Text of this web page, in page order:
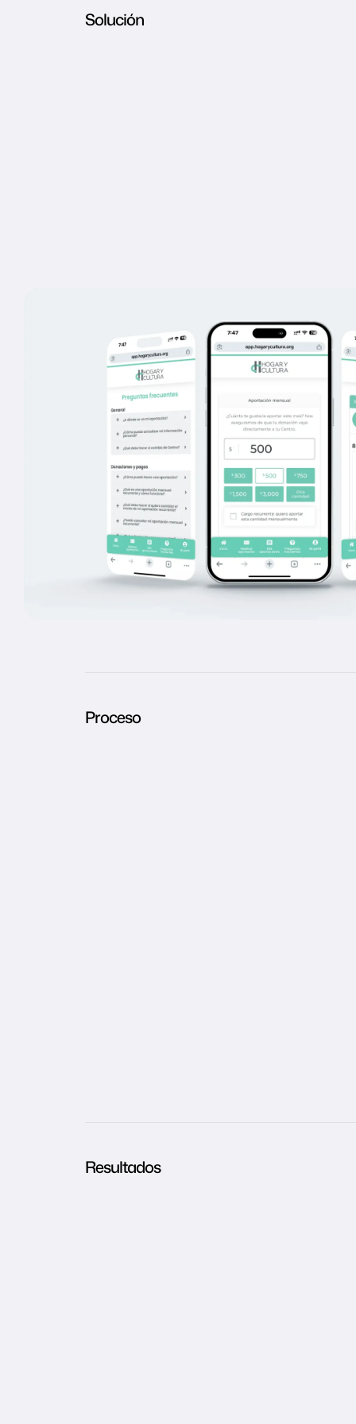
Solución
Proceso
Resultados